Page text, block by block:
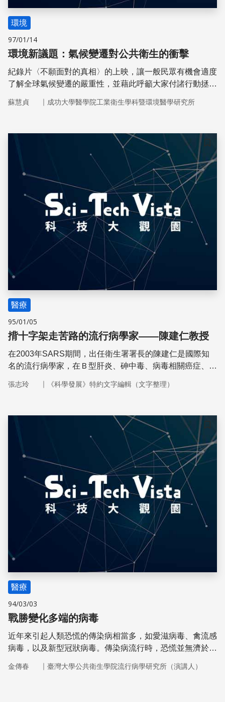
環境
97/01/14
環境新議題：氣候變遷對公共衛生的衝擊
紀錄片〈不願面對的真相〉的上映，讓一般民眾有機會適度
了解全球氣候變遷的嚴重性，並藉此呼籲大家付諸行動拯救
蘇慧貞 ｜ 成功大學醫學院工業衛生學科暨環境醫學研究所
儲存
醫療
95/01/05
揹十字架走苦路的流行病學家——陳建仁教授
在2003年SARS期間，出任衛生署署長的陳建仁是國際知
名的流行病學家，在Ｂ型肝炎、砷中毒、病毒相關癌症、環
張志玲 ｜ 《科學發展》特約文字編輯（文字整理）
儲存
醫療
94/03/03
戰勝變化多端的病毒
近年來引起人類恐慌的傳染病相當多，如愛滋病毒、禽流感
病毒，以及新型冠狀病毒。傳染病流行時，恐慌並無濟於
金傳春 ｜ 臺灣大學公共衛生學院流行病學研究所（演講人）